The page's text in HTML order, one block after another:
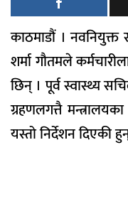
काठमाडौं । नवनियुक्त
शर्मा गौतमले
छिन् । पूर्व स्वास्थ्य
ग्रहणलगत्तै
यस्तो निर्देशन दिएकी